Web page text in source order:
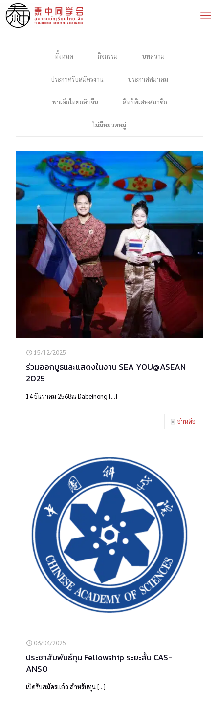
ทั้งหมด กิจกรรม บทความ
ประกาศรับสมัครงาน ประกาศสมาคม
พาเด็กไทยกลับจีน สิทธิพิเศษสมาชิก
ไม่มีหมวดหมู่
15/12/2025
ร่วมออกบูธและแสดงในงาน SEA YOU@ASEAN
2025
14 ธันวาคม 2568ณ Dabeinong […]
อ่านต่อ
06/04/2025
ประชาสัมพันธ์ทุน Fellowship ระยะสั้น CAS-
ANSO
เปิดรับสมัครแล้ว สำหรับทุน[…]